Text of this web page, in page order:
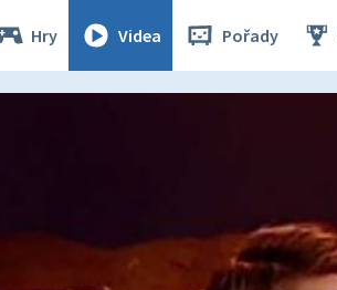
Hry Videa Pořady